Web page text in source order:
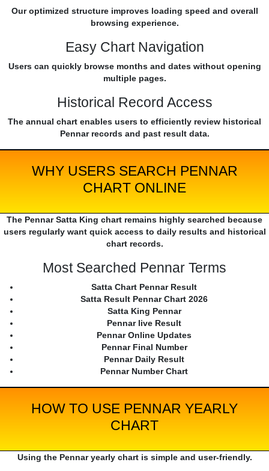
Our optimized structure improves loading speed and overall
browsing experience.
Easy Chart Navigation
Users can quickly browse months and dates without opening
multiple pages.
Historical Record Access
The annual chart enables users to efficiently review historical
Pennar records and past result data.
WHY USERS SEARCH PENNAR
CHART ONLINE
The Pennar Satta King chart remains highly searched because
users regularly want quick access to daily results and historical
chart records.
Most Searched Pennar Terms
Satta Chart Pennar Result
Satta Result Pennar Chart 2026
Satta King Pennar
Pennar live Result
Pennar Online Updates
Pennar Final Number
Pennar Daily Result
Pennar Number Chart
HOW TO USE PENNAR YEARLY
CHART
Using the Pennar yearly chart is simple and user-friendly.